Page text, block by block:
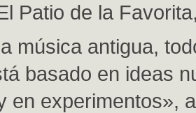
Patio de la
música antigua,
basado en ideas
en experimentos»,